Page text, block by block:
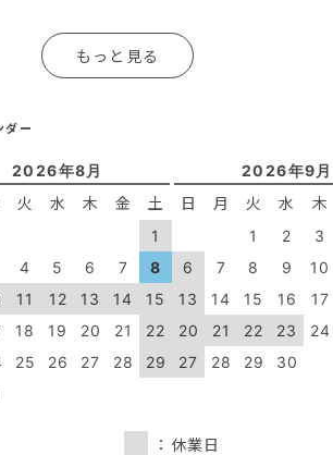
もっと見る
ダー
2026年8月
火 水 木 金 土
1
4 5 6 7
8
11 12 13 14
15
18 19 20 21
22
25 26 27 28
29
2026年9月
日 月 火 水 木
1 2 3
6
7 8 9 10
13
14 15 16 17
20
21 22 23 24
27
28 29 30
：休業日